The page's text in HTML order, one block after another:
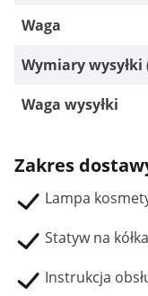
Waga
Wymiary wysyłki
Waga wysyłki
Zakres
Lampa
Statyw na
Instrukcja